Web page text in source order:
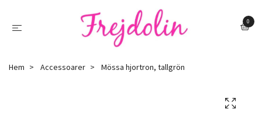
0
Hem Accessoarer Mössa hjortron, tallgrön